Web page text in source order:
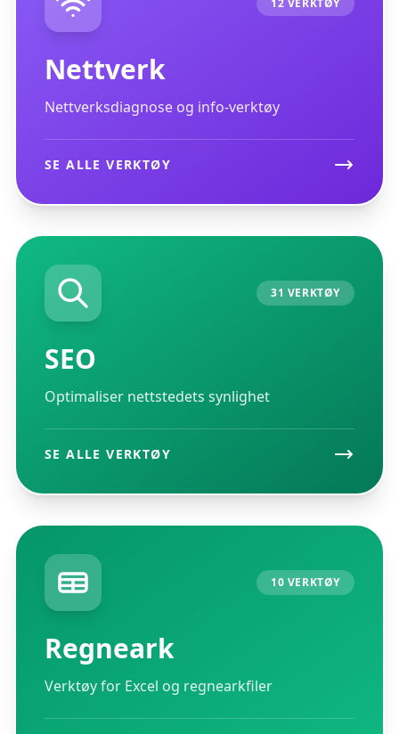
12 VERKTØY
Nettverk
Nettverksdiagnose og info-verktøy
SE ALLE VERKTØY
31 VERKTØY
SEO
Optimaliser nettstedets synlighet
SE ALLE VERKTØY
10 VERKTØY
Regneark
Verktøy for Excel og regnearkfiler